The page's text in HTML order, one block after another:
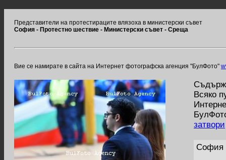
Представители на протестираците влязоха в министерски съвет
София - Протестно шествие - Министерски съвет - Среща
Вие се намирате в сайта на Интернет фотографска агенция "БулФото"
Всяко
затвори
София